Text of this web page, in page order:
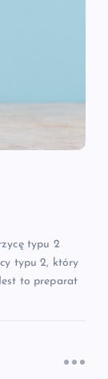
typu 2
typu 2, który
to preparat